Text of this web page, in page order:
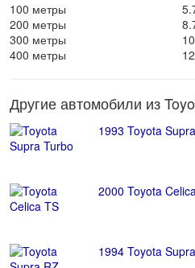
100 метры
200 метры
300 метры
400 метры
Другие автомобили из
1993 Toyota
2000 Toyota
1994 Toyota